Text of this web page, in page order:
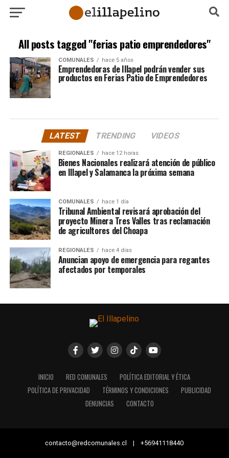
All posts tagged "ferias patio emprendedores"
COMUNALES hace 5 años
Emprendedoras de Illapel podrán vender sus
productos en Ferias Patio de Emprendedores
LATEST TRENDING VIDEOS
REGIONALES hace 12 horas
Bienes Nacionales realizará atención de público
en Illapel y Salamanca la próxima semana
COMUNALES hace 1 día
Tribunal Ambiental revisará aprobación del
proyecto Minera Tres Valles tras reclamación
de agricultores del Choapa
REGIONALES hace 4 días
Anuncian apoyo de emergencia para regantes
afectados por temporales
INICIO RED COMUNALES
POLÍTICA EDITORIAL Y ÉTICA
POLÍTICA DE PRIVACIDAD
TÉRMINOS Y CONDICIONES
PUBLICIDAD
DENUNCIAS
CONTACTO
contacto@redcomunales.cl | +56941118440